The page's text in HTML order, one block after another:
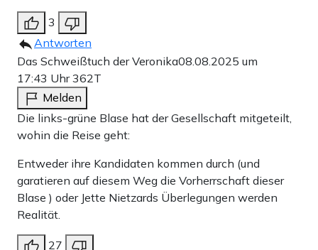
3
Antworten
Das Schweißtuch der Veronika08.08.2025 um
17:43 Uhr362T
Melden
Die links-grüne Blase hat der Gesellschaft mitgeteilt,
wohin die Reise geht:
Entweder ihre Kandidaten kommen durch (und
garatieren auf diesem Weg die Vorherrschaft dieser
Blase ) oder Jette Nietzards Überlegungen werden
Realität.
27